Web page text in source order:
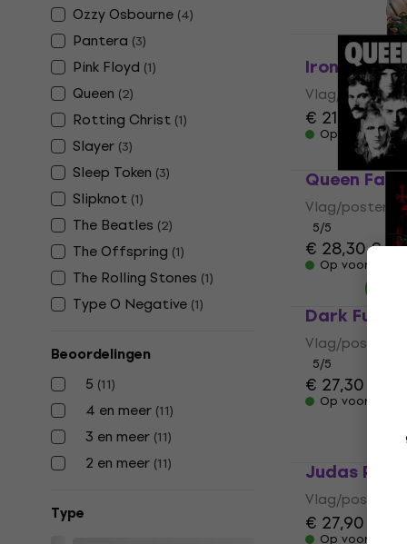
Ozzy Osbourne (4)
Pantera (3)
Pink Floyd (1)
Queen (2)
Rotting Christ (1)
Slayer (3)
Sleep Token (3)
Slipknot (1)
The Beatles (2)
The Offspring (1)
The Rolling Stones (1)
Type O Negative (1)
Beoordelingen
5 (11)
4 en meer (11)
3 en meer (11)
2 en meer (11)
Type
Iron
Vlag/poster
€ 21,10
Op voorraad
Queen
Vlag/poster
5/5
€ 28,30€
Op voorraad
Dark
Vlag/poster
5/5
€ 27,30
Op voorraad
Judas
Vlag/poster
€ 27,90
Op voorraad